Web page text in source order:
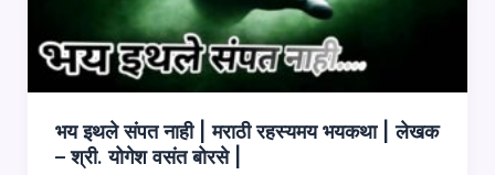
भय इथले संपत नाही | मराठी रहस्यमय भयकथा | लेखक
– श्री. योगेश वसंत बोरसे |